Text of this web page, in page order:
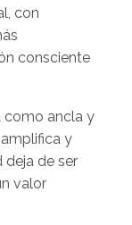
con
consciente
como ancla y
y
de ser
valor